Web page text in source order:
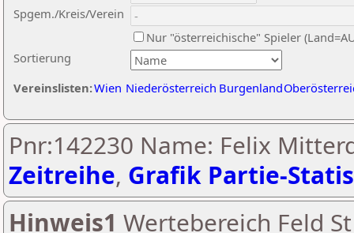
Sortierung
Spgem./Kreis/Verein
Nur "österreichische" Spieler
Vereinslisten:Wien Niederösterreich Burgenland
Pnr:142230 Name: Felix
Zeitreihe, Grafik Partie-
Hinweis1 Wertebereich Feld